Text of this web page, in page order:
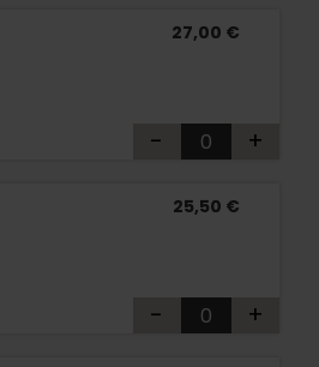
27,00 €
- +
25,50 €
- +